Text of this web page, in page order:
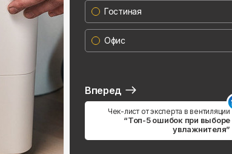
Гостиная
Офис
Вперед
Чек-лист от эксперта в вентиляции
“Топ-5 ошибок при выборе
увлажнителя”